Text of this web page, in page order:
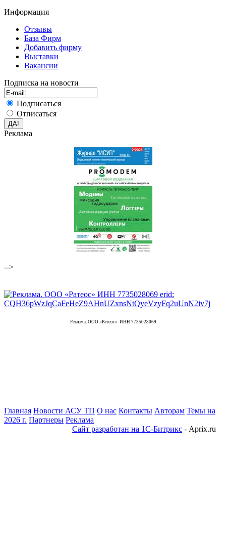
Информация
Отзывы
База Фирм
Добавить фирму
Выставки
Вакансии
Подписка на новости
Подписаться
Отписаться
Реклама
-->
Реклама. ООО «Ратеос» ИНН 7735028069
Главная Новости АСУ ТП О нас Контакты Авторам Темы на
2026 г. Партнеры Реклама
Сайт разработан на 1С-Битрикс - Aprix.ru